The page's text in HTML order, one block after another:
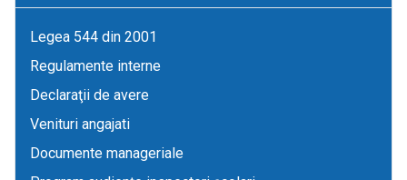
Legea 544 din 2001
Regulamente interne
Declaraţii de avere
Venituri angajati
Documente manageriale